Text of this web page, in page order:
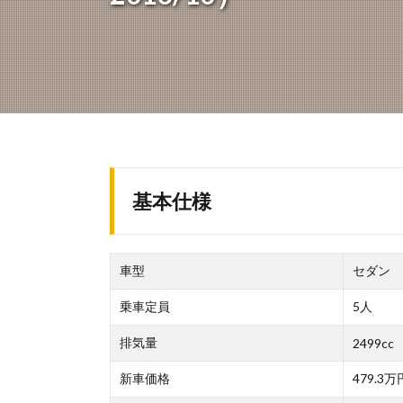
基本仕様
車型 セダン
乗車定員 5人
排気量 2499cc
新車価格 479.3万